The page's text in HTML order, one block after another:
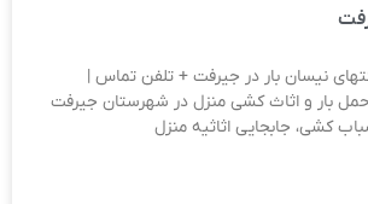
نیسان بار در جیرفت + تلفن تماس |
حمل بار و اثاث کشی منزل در شهرستان جیرفت
کشی، جابجایی اثاثیه منزل